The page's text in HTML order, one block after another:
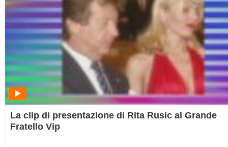
La clip di presentazione di Rita Rusic al Grande
Fratello Vip